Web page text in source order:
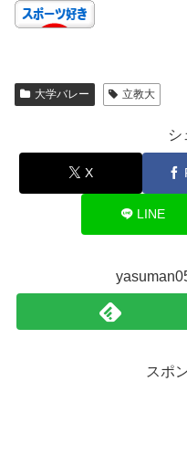
大学バレー 立教大
シ
X
LINE
スポ